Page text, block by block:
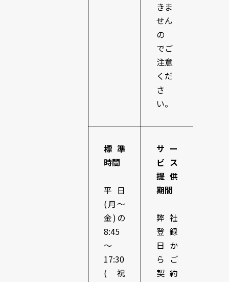
きま
せん
の
でご
注意
くだ
さ
い。
標準
時間
平日
(月～
金)の
8:45
～
17:30
(祝
サー
ビス
提供
期間
弊社
登録
日か
らご
契約